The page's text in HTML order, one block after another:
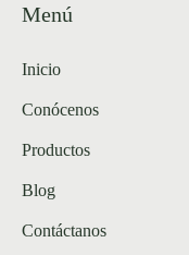
Menú
Inicio
Conócenos
Productos
Blog
Contáctanos